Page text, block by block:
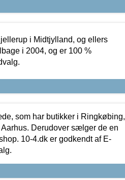
i Midtjylland, og ellers
i 2004, og er 100 %
som har butikker i Ringkøbing,
Derudover sælger de en
10-4.dk er godkendt af E-